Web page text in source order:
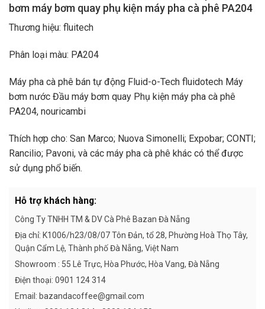
bơm máy bơm quay phụ kiện máy pha cà phê PA204
Thương hiệu: fluitech
Phân loại màu: PA204
Máy pha cà phê bán tự động Fluid-o-Tech fluidotech Máy
bơm nước Đầu máy bơm quay Phụ kiện máy pha cà phê
PA204, nouricambi
Thích hợp cho: San Marco; Nuova Simonelli; Expobar; CONTI;
Rancilio; Pavoni, và các máy pha cà phê khác có thể được
sử dụng phổ biến.
Hỗ trợ khách hàng:
Công Ty TNHH TM & DV Cà Phê Bazan Đà Nẵng
Địa chỉ: K1006/h23/08/07 Tôn Đản, tổ 28, Phường Hoà Thọ Tây,
Quận Cẩm Lệ, Thành phố Đà Nẵng, Việt Nam
Showroom : 55 Lê Trực, Hòa Phước, Hòa Vang, Đà Nẵng
Điện thoại: 0901 124 314
Email: bazandacoffee@gmail.com